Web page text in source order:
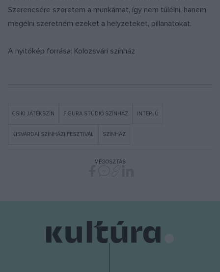
Szerencsére szeretem a munkámat, így nem túlélni, hanem
megélni szeretném ezeket a helyzeteket, pillanatokat.
A nyitókép forrása: Kolozsvári színház
CSIKI JÁTÉKSZÍN FIGURA STÚDIÓ SZÍNHÁZ INTERJÚ
KISVÁRDAI SZÍNHÁZI FESZTIVÁL SZÍNHÁZ
MEGOSZTÁS